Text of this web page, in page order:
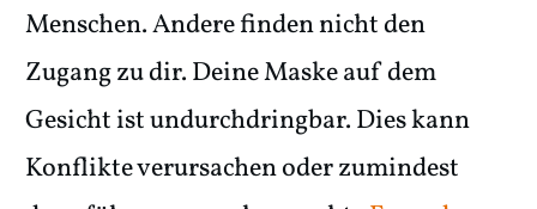
Menschen. Andere finden nicht den
Zugang zu dir. Deine Maske auf dem
Gesicht ist undurchdringbar. Dies kann
Konflikte verursachen oder zumindest